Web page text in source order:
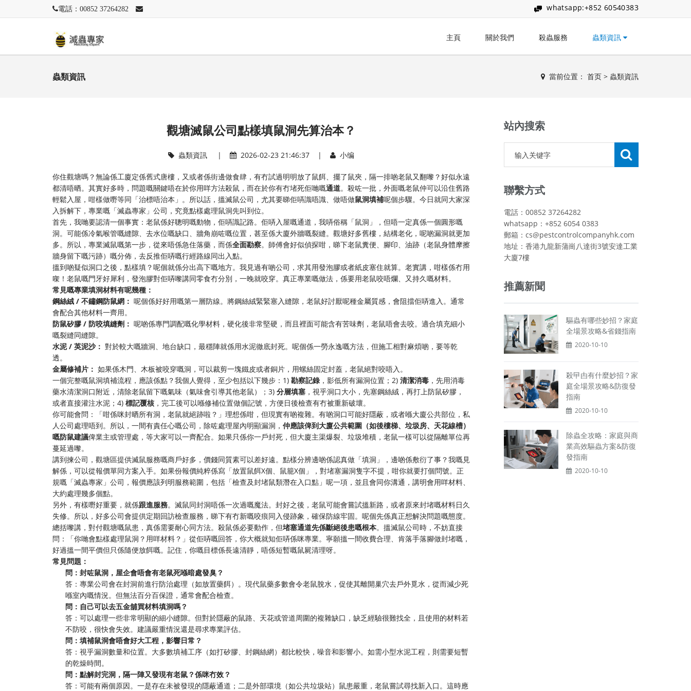
電話：00852 37264282 whatsapp:+852 60540383
主頁 關於我們 殺蟲服務 蟲類資訊
蟲類資訊 當前位置： 首页 > 蟲類資訊
觀塘滅鼠公司點樣填鼠洞先算治本？
蟲類資訊 | 2026-02-23 21:46:37 | 小编
你住觀塘嗎？無論係工廈定係舊式唐樓，又或者係街邊做食肆，有冇試過明明放了鼠餌、擺了鼠夾，隔一排啲老鼠又翻嚟？好似永遠
都清唔晒。其實好多時，問題嘅關鍵唔在於你用咩方法殺鼠，而在於你有冇堵死佢哋嘅通道。殺咗一批，外面嘅老鼠仲可以沿住舊路
輕鬆入屋，咁樣做嘢等同「治標唔治本」。所以話，搵滅鼠公司，尤其要睇佢哢識唔識、做唔做鼠洞填補呢個步驟。今日就同大家深
入拆解下，專業嘅「滅蟲專家」公司，究竟點樣處理鼠洞先叫到位。
首先，我哋要認清一個事實：老鼠係好聰明嘅動物，佢哢識記路。佢哢入屋嘅通道，我哢俗稱「鼠洞」，但唔一定真係一個圓形嘅
洞。可能係冷氣喉管嘅縫隙、去水位嘅缺口、牆角崩咗嘅位置，甚至係大廈外牆嘅裂縫。觀塘好多舊樓，結構老化，呢啲漏洞就更加
多。所以，專業滅鼠嘅第一步，從來唔係急住落藥，而係全面勘察。師傅會好似偵探咁，睇下老鼠糞便、腳印、油跡（老鼠身體摩擦
牆身留下嘅污跡）嘅分佈，去反推佢哢嘅行經路線同出入點。
搵到啲疑似洞口之後，點樣填？呢個就係分出高下嘅地方。我見過有啲公司，求其用發泡膠或者紙皮塞住就算。老實講，咁樣係冇用
㗎！老鼠嘅門牙好犀利，發泡膠對佢哢嚟講同零食冇分別，一晚就咬穿。真正專業嘅做法，係要用老鼠咬唔爛、又持久嘅材料。
常見嘅專業填洞材料有呢幾種：
鋼絲絨 / 不鏽鋼防鼠網： ​ 呢個係好好用嘅第一層防線。將鋼絲絨緊緊塞入縫隙，老鼠好討厭呢種金屬質感，會阻擋佢哢進入。通常
會配合其他材料一齊用。
防鼠矽膠 / 防咬填縫劑： ​ 呢啲係專門調配嘅化學材料，硬化後非常堅硬，而且裡面可能含有苦味劑，老鼠唔會去咬。適合填充細小
嘅裂縫同縫隙。
水泥 / 英泥沙： ​ 對於較大嘅牆洞、地台缺口，最穩陣就係用水泥徹底封死。呢個係一勞永逸嘅方法，但施工相對麻煩啲，要等乾
透。
金屬修補片： ​ 如果係木門、木板被咬穿嘅洞，可以裁剪一塊鐵皮或者銅片，用螺絲固定封蓋，老鼠絕對咬唔入。
一個完整嘅鼠洞填補流程，應該係點？我個人覺得，至少包括以下幾步：1) 勘察記錄 ，影低所有漏洞位置；2) 清潔消毒 ，先用消毒
藥水清潔洞口附近，清除老鼠留下嘅氣味（氣味會引導其他老鼠）；3) 分層填塞 ，視乎洞口大小，先塞鋼絲絨，再打上防鼠矽膠，
或者直接灌注水泥；4) 標記覆核 ，完工後可以喺修補位置做個記號，方便日後檢查有冇被重新破壞。
你可能會問：「咁係咪封晒所有洞，老鼠就絕跡啦？」理想係咁，但現實有啲複雜。有啲洞口可能好隱蔽，或者喺大廈公共部位，私
人公司處理唔到。所以，一間有責任心嘅公司，除咗處理屋內明顯漏洞， 仲應該俾到大廈公共範圍（如後樓梯、垃圾房、天花線槽）
嘅防鼠建議俾業主或管理處，等大家可以一齊配合。如果只係你一戶封死，但大廈主渠爆裂、垃圾堆積，老鼠一樣可以從隔離單位再
蔓延過嚟。
講到揀公司，觀塘區提供滅鼠服務嘅商戶好多，價錢同質素可以差好遠。點樣分辨邊啲係認真做「填洞」，邊啲係敷衍了事？我嘅見
解係，可以從報價單同方案入手。如果份報價純粹係寫「放置鼠餌X個、鼠籠X個」，對堵塞漏洞隻字不提，咁你就要打個問號。正
規嘅「滅蟲專家」公司，報價應該列明服務範圍，包括「檢查及封堵鼠類潛在入口點」呢一項，並且會同你溝通，講明會用咩材料、
大約處理幾多個點。
另外，有樣嘢好重要，就係跟進服務。滅鼠同封洞唔係一次過嘅魔法。封好之後，老鼠可能會嘗試搵新路，或者原來封堵嘅材料日久
失修。所以，好多公司會提供定期回訪檢查服務，睇下有冇新嘅咬痕同入侵跡象，確保防線牢固。呢個先係真正想解決問題嘅態度。
總括嚟講，對付觀塘嘅鼠患，真係需要耐心同方法。殺鼠係必要動作，但堵塞通道先係斷絕後患嘅根本。搵滅鼠公司時，不妨直接
問：「你哋會點樣處理鼠洞？用咩材料？」從佢哢嘅回答，你大概就知佢哢係咪專業。寧願搵一間收費合理、肯落手落腳做封堵嘅，
好過搵一間平價但只係隨便放餌嘅。記住，你嘅目標係長遠清靜，唔係短暫嘅鼠屍清理呀。
常見問題：
問：封咗鼠洞，屋企會唔會有老鼠死喺暗處發臭？
答：專業公司會在封洞前進行防治處理（如放置藥餌）。現代鼠藥多數會令老鼠脫水，促使其離開巢穴去戶外覓水，從而減少死
喺室內嘅情況。但無法百分百保證，通常會配合檢查。
問：自己可以去五金舖買材料填洞嗎？
答：可以處理一些非常明顯的細小縫隙。但對於隱蔽的鼠路、天花或管道周圍的複雜缺口，缺乏經驗很難找全，且使用的材料若
不防咬，很快會失效。建議嚴重情況還是尋求專業評估。
問：填補鼠洞會唔會好大工程，影響日常？
答：視乎漏洞數量和位置。大多數填補工序（如打矽膠、封鋼絲網）都比較快，噪音和影響小。如需小型水泥工程，則需要短暫
的乾燥時間。
問：點解封完洞，隔一陣又發現有老鼠？係咪冇效？
答：可能有兩個原因。一是存在未被發現的隱蔽通道；二是外部環境（如公共垃圾站）鼠患嚴重，老鼠嘗試尋找新入口。這時應
站內搜索
聯繫方式
電話：00852 37264282
whatsapp：+852 6054 0383
郵箱：cs@pestcontrolcompanyhk.com
地址：香港九龍新蒲崗八達街3號安達工業
大廈7樓
推薦新聞
驅蟲有哪些妙招？家庭
全場景攻略&省錢指南
2020-10-10
殺曱甴有什麼妙招？家
庭全場景攻略&防復發
指南
2020-10-10
除蟲全攻略：家庭與商
業高效驅蟲方案&防復
發指南
2020-10-10